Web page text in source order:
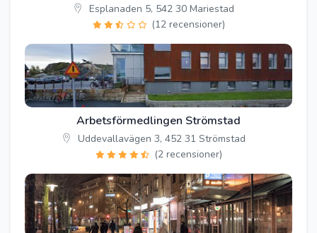
Esplanaden 5, 542 30 Mariestad
(12 recensioner)
Arbetsförmedlingen Strömstad
Uddevallavägen 3, 452 31 Strömstad
(2 recensioner)